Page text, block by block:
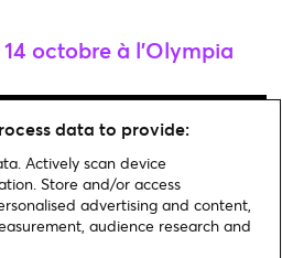
octobre à l’Olympia
data to provide:
Actively scan device
Store and/or access
advertising and content,
audience research and